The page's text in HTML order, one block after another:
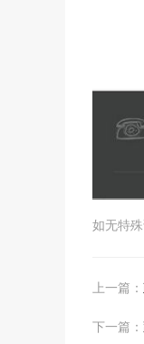
如无特
上一篇：
下一篇：